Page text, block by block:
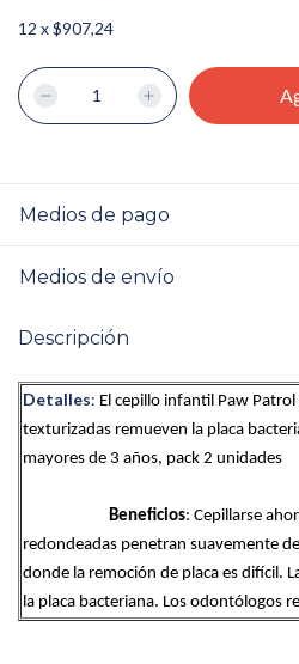
12 x$907,24
Medios de pago
Medios de envío
Descripción
Detalles: El cepillo infantil Paw
texturizadas remueven la placa
mayores de 3 años, pack 2 unidades
Beneficios: Cepillarse
redondeadas penetran suavemente
donde la remoción de placa es difícil.
la placa bacteriana. Los odontólogos